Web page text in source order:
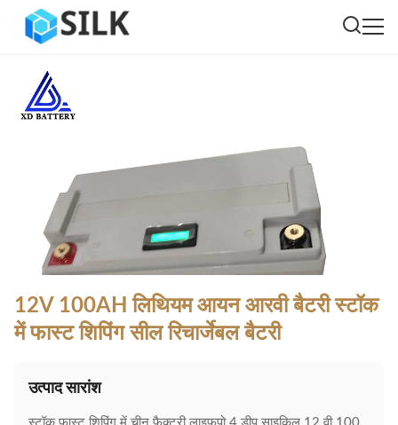
12V 100AH ​​लिथियम आयन आरवी बैटरी स्टॉक
में फास्ट शिपिंग सील रिचार्जेबल बैटरी
उत्पाद सारांश